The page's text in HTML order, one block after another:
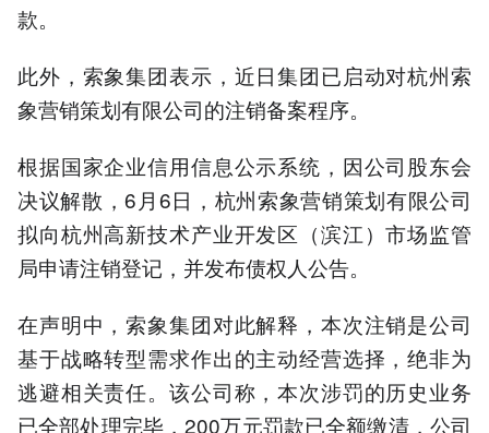
款。
此外，索象集团表示，近日集团已启动对杭州索
象营销策划有限公司的注销备案程序。
根据国家企业信用信息公示系统，因公司股东会
决议解散，6月6日，杭州索象营销策划有限公司
拟向杭州高新技术产业开发区（滨江）市场监管
局申请注销登记，并发布债权人公告。
在声明中，索象集团对此解释，本次注销是公司
基于战略转型需求作出的主动经营选择，绝非为
逃避相关责任。该公司称，本次涉罚的历史业务
已全部处理完毕，200万元罚款已全额缴清，公司